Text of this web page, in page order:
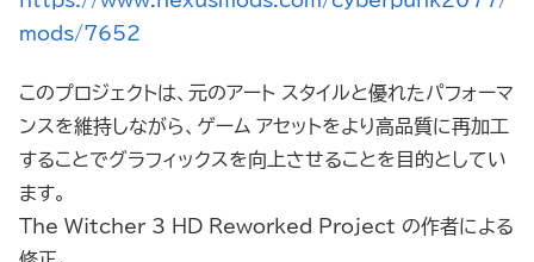
mods/7652
このプロジェクトは、元のアート スタイルと優れたパフォーマ
ンスを維持しながら、ゲーム アセットをより高品質に再加工
することでグラフィックスを向上させることを目的としてい
ます。
The Witcher 3 HD Reworked Project の作者による